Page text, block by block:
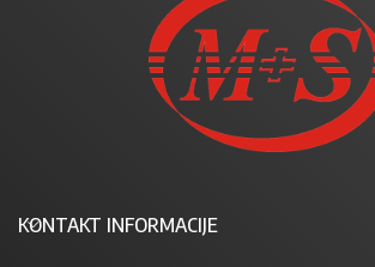
KONTAKT INFORMACIJE